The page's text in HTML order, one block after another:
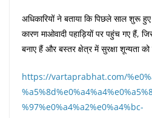
अधिकारियों ने बताया कि पिछले साल शुरू हुए
कारण माओवादी पहाड़ियों पर पहुंच गए हैं,
बनाए हैं और बस्तर क्षेत्र में सुरक्षा शून्यता
https://vartaprabhat.com/
%97%e0%a4%a2%e0%a4%bc-